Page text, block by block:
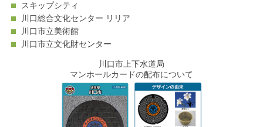
スキップシティ
川口総合文化センター リリア
川口市立美術館
川口市立文化財センター
川口市上下水道局
マンホールカードの配布について